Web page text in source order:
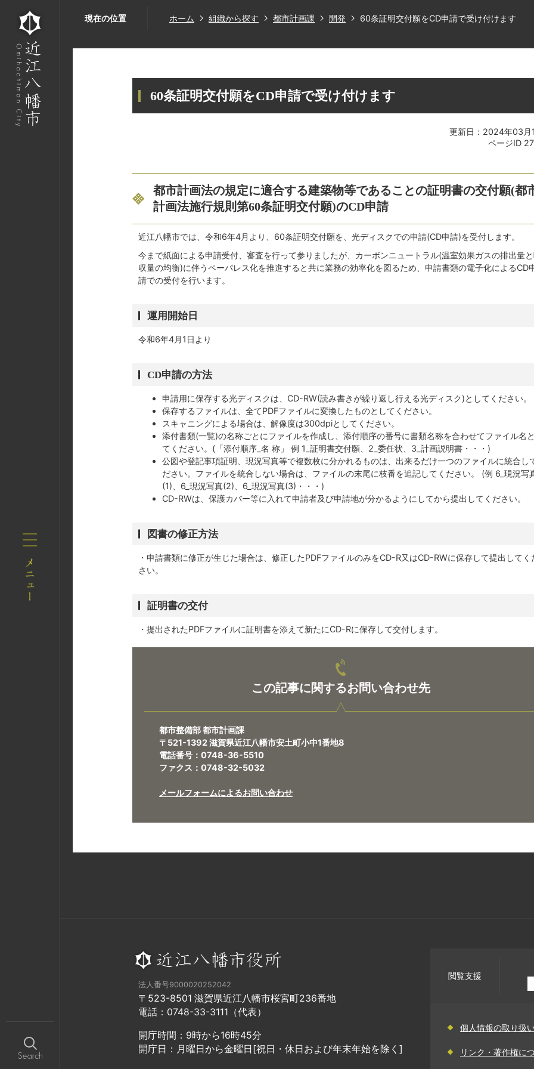
現在の位置 ホーム 組織から探す 都市計画課 開発 60条証明交付願をCD申請で受け付けます
60条証明交付願をCD申請で受け付けます
更新日：2024年03月
ページID
都市計画法の規定に適合する建築物等であることの証明書の交付願(都
計画法施行規則第60条証明交付願)のCD申請
近江八幡市では、令和6年4月より、60条証明交付願を、光ディスクでの申請(CD申請)を受付します。
今まで紙面による申請受付、審査を行って参りましたが、カーボンニュートラル(温室効果ガスの排出量
収量の均衡)に伴うペーパレス化を推進すると共に業務の効率化を図るため、申請書類の電子化によるCD
請での受付を行います。
運用開始日
令和6年4月1日より
CD申請の方法
申請用に保存する光ディスクは、CD-RW(読み書きが繰り返し行える光ディスク)としてください。
保存するファイルは、全てPDFファイルに変換したものとしてください。
スキャニングによる場合は、解像度は300dpiとしてください。
添付書類(一覧)の名称ごとにファイルを作成し、添付順序の番号に書類名称を合わせてファイル名
てください。(「添付順序_名 称」 例 1_証明書交付願、2_委任状、3_計画説明書・・・)
公図や登記事項証明、現況写真等で複数枚に分かれるものは、出来るだけ一つのファイルに統合し
ださい。ファイルを統合しない場合は、ファイルの末尾に枝番を追記してください。 (例 6_現況写
(1)、6_現況写真(2)、6_現況写真(3)・・・)
CD-RWは、保護カバー等に入れて申請者及び申請地が分かるようにしてから提出してください。
図書の修正方法
・申請書類に修正が生じた場合は、修正したPDFファイルのみをCD-R又はCD-RWに保存して提出してく
さい。
証明書の交付
・提出されたPDFファイルに証明書を添えて新たにCD-Rに保存して交付します。
この記事に関するお問い合わせ先
都市整備部 都市計画課
〒521-1392 滋賀県近江八幡市安土町小中1番地8
電話番号：0748-36-5510
ファクス：0748-32-5032
メールフォームによるお問い合わせ
法人番号9000020252042
〒523-8501 滋賀県近江八幡市桜宮町236番地
電話：0748-33-3111（代表）
開庁時間：9時から16時45分
開庁日：月曜日から金曜日[祝日・休日および年末年始を除く]
閲覧支援
個人情報の取り扱
リンク・著作権に